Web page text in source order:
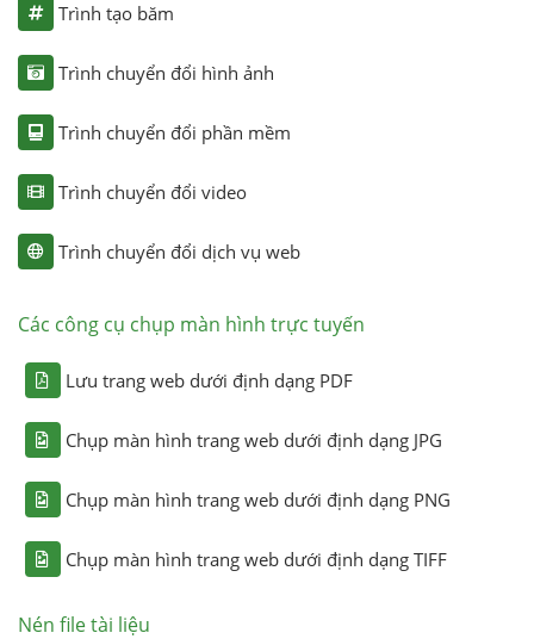
Trình tạo băm
Trình chuyển đổi hình ảnh
Trình chuyển đổi phần mềm
Trình chuyển đổi video
Trình chuyển đổi dịch vụ web
Các công cụ chụp màn hình trực tuyến
Lưu trang web dưới định dạng PDF
Chụp màn hình trang web dưới định dạng JPG
Chụp màn hình trang web dưới định dạng PNG
Chụp màn hình trang web dưới định dạng TIFF
Nén file tài liệu